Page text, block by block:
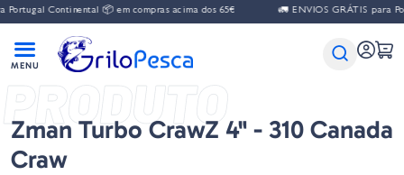
Continental 📦 em compras acima dos 65€ 🚛 ENVIOS GRÁTIS para
PRODUTO
Zman Turbo CrawZ 4" - 310 Canada
Craw